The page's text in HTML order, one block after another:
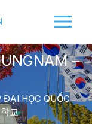
–
ĐẠI HỌC QUỐC
교